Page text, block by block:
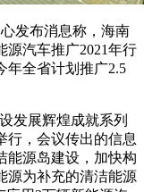
发布消息称，海南
源汽车推广2021年行
年全省计划推广2.5
发展辉煌成就系列
行，会议传出的信息
能源岛建设，加快构
源为补充的清洁能源